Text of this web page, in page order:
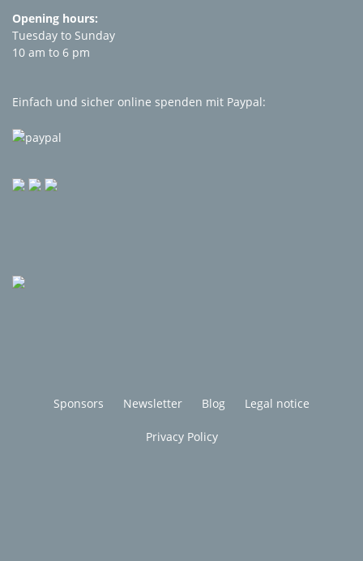
Opening hours:
Tuesday to Sunday
10 am to 6 pm
Einfach und sicher online spenden mit Paypal:
Sponsors Newsletter Blog Legal notice
Privacy Policy